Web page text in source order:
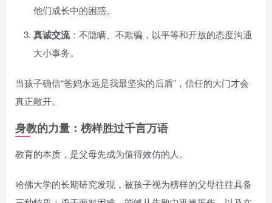
他们成长中的困惑。
真诚交流：不隐瞒、不欺骗，以平等和开放的态度沟通
大小事务。
当孩子确信“爸妈永远是我最坚实的后盾”，信任的大门才会
真正敞开。
身教的力量：榜样胜过千言万语
教育的本质，是父母先成为值得效仿的人。
哈佛大学的长期研究发现，被孩子视为榜样的父母往往具备